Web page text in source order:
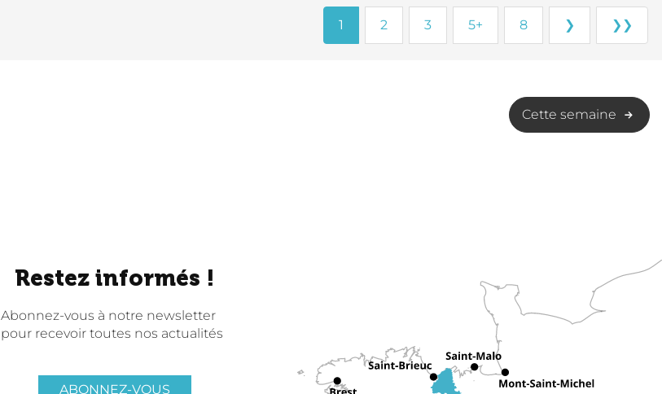
1 2 3 5+ 8 ❯ ❯❯
Cette semaine
Restez informés !
Abonnez-vous à notre newsletter
pour recevoir toutes nos actualités
ABONNEZ-VOUS